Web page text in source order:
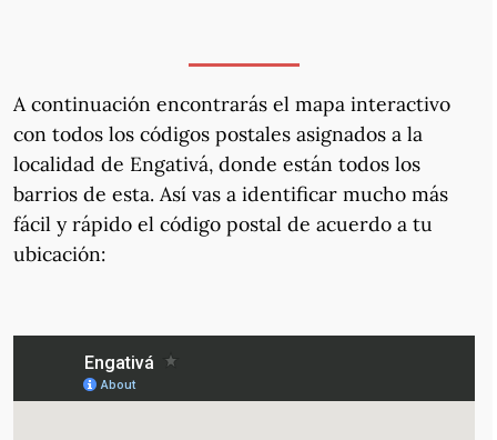
A continuación encontrarás el mapa interactivo
con todos los códigos postales asignados a la
localidad de Engativá, donde están todos los
barrios de esta. Así vas a identificar mucho más
fácil y rápido el código postal de acuerdo a tu
ubicación: